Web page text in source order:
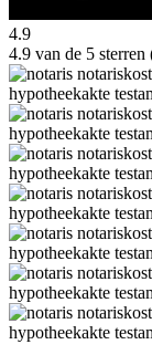
4.9
4.9 van de 5 sterren